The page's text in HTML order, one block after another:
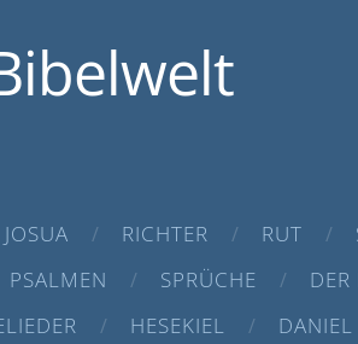
JOSUA RICHTER RUT
PSALMEN SPRÜCHE
HESEKIEL DANIEL